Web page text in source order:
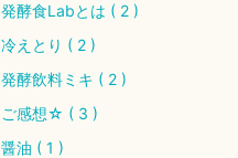
発酵食Labとは ( 2 )
冷えとり ( 2 )
発酵飲料ミキ ( 2 )
ご感想☆ ( 3 )
醤油 ( 1 )